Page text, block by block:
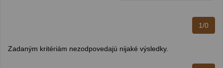
1/0
Zadaným kritériám nezodpovedajú nijaké výsledky.